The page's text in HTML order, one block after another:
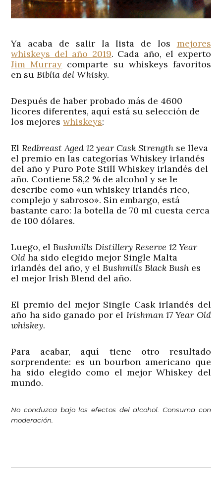
Ya acaba de salir la lista de los mejores
whiskeys del año 2019. Cada año, el experto
Jim Murray comparte su whiskeys favoritos
en suBiblia del Whisky.
Después de haber probado más de 4600
licores diferentes, aquí está su selección de
los mejoreswhiskeys:
ElRedbreast Aged 12 year Cask Strength se lleva
el premio en las categorías Whiskey irlandés
del año y Puro Pote Still Whiskey irlandés del
año. Contiene 58,2 % de alcohol y se le
describe como «un whiskey irlandés rico,
complejo y sabroso». Sin embargo, está
bastante caro: la botella de 70 ml cuesta cerca
de 100 dólares.
Luego, elBushmills Distillery Reserve 12 Year
Old ha sido elegido mejor Single Malta
irlandés del año, y elBushmills Black Bush es
el mejor Irish Blend del año.
El premio del mejor Single Cask irlandés del
año ha sido ganado por el Irishman 17 Year Old
whiskey.
Para acabar, aquí tiene otro resultado
sorprendente: es un bourbon americano que
ha sido elegido como el mejor Whiskey del
mundo.
No conduzca bajo los efectos del alcohol. Consuma con
moderación.